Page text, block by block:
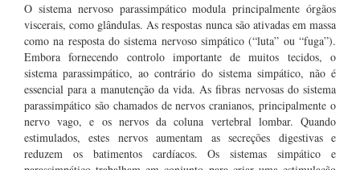
O sistema nervoso parassimpático modula principalmente órgãos
viscerais, como glândulas. As respostas nunca são ativadas em massa
como na resposta do sistema nervoso simpático (“luta” ou “fuga”).
Embora fornecendo controlo importante de muitos tecidos, o
sistema parassimpático, ao contrário do sistema simpático, não é
essencial para a manutenção da vida. As fibras nervosas do sistema
parassimpático são chamados de nervos cranianos, principalmente o
nervo vago, e os nervos da coluna vertebral lombar. Quando
estimulados, estes nervos aumentam as secreções digestivas e
reduzem os batimentos cardíacos. Os sistemas simpático e